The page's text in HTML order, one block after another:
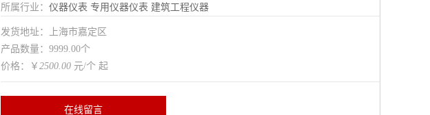
所属行业： 仪器仪表 专用仪器仪表 建筑工程仪器
发货地址：上海市嘉定区
产品数量：9999.00个
价格：￥ 2500.00 元/个 起
在线留言